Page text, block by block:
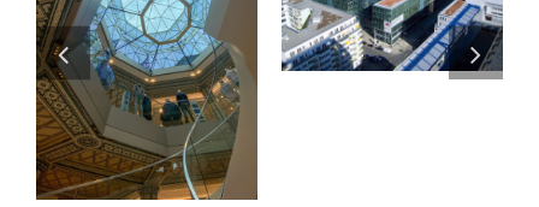
ALTER WALL 2-8
PASSAGE